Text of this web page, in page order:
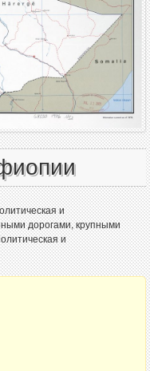
и
дорогами, крупными
и